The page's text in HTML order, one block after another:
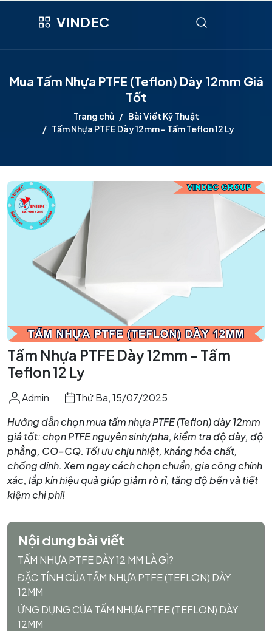
VINDEC
Mua Tấm Nhựa PTFE (Teflon) Dày 12mm Giá
Tốt
Trang chủ
Bài Viết Kỹ Thuật
Tấm Nhựa PTFE Dày 12mm - Tấm Teflon 12 Ly
Tấm Nhựa PTFE Dày 12mm - Tấm
Teflon 12 Ly
Admin
Thứ Ba, 15/07/2025
Hướng dẫn chọn mua tấm nhựa PTFE (Teflon) dày 12mm
giá tốt: chọn PTFE nguyên sinh/pha, kiểm tra độ dày, độ
phẳng, CO–CQ. Tối ưu chịu nhiệt, kháng hóa chất,
chống dính. Xem ngay cách chọn chuẩn, gia công chính
xác, lắp kín hiệu quả giúp giảm rò rỉ, tăng độ bền và tiết
kiệm chi phí!
Nội dung bài viết
TẤM NHỰA PTFE DÀY 12 MM LÀ GÌ?
ĐẶC TÍNH CỦA TẤM NHỰA PTFE (TEFLON) DÀY
12MM
ỨNG DỤNG CỦA TẤM NHỰA PTFE (TEFLON) DÀY
12MM